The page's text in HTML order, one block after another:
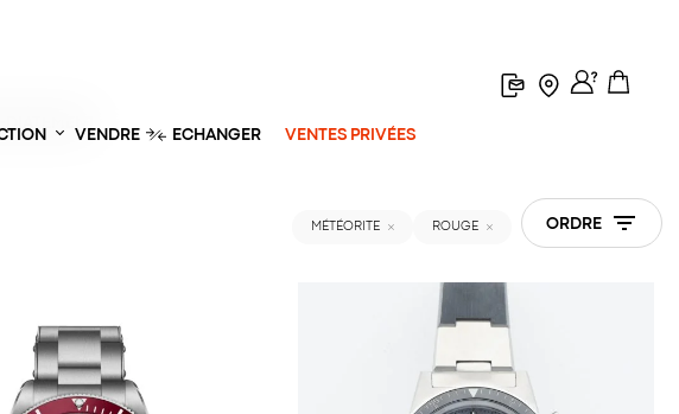
VENDRE ECHANGER VENTES PRIVÉES
MÉTÉORITE ROUGE ORDRE